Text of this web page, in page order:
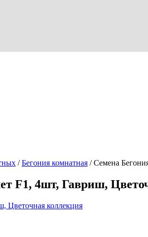
/Бегония комнатная /Семена
F1, 4шт, Гавриш,